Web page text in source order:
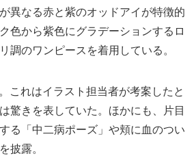
異なる赤と紫のオッドアイが特徴的
色から紫色にグラデーションするロ
調のワンピースを着用している。
これはイラスト担当者が考案したと
驚きを表していた。ほかにも、片目
る「中二病ポーズ」や頬に血のつい
披露。